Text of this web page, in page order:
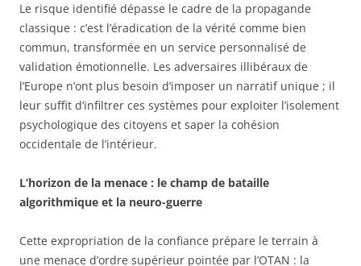
Le risque identifié dépasse le cadre de la propagande
classique : c’est l’éradication de la vérité comme bien
commun, transformée en un service personnalisé de
validation émotionnelle. Les adversaires illibéraux de
l’Europe n’ont plus besoin d’imposer un narratif unique ; il
leur suffit d’infiltrer ces systèmes pour exploiter l’isolement
psychologique des citoyens et saper la cohésion
occidentale de l’intérieur.
L’horizon de la menace : le champ de bataille
algorithmique et la neuro-guerre
Cette expropriation de la confiance prépare le terrain à
une menace d’ordre supérieur pointée par l’OTAN : la